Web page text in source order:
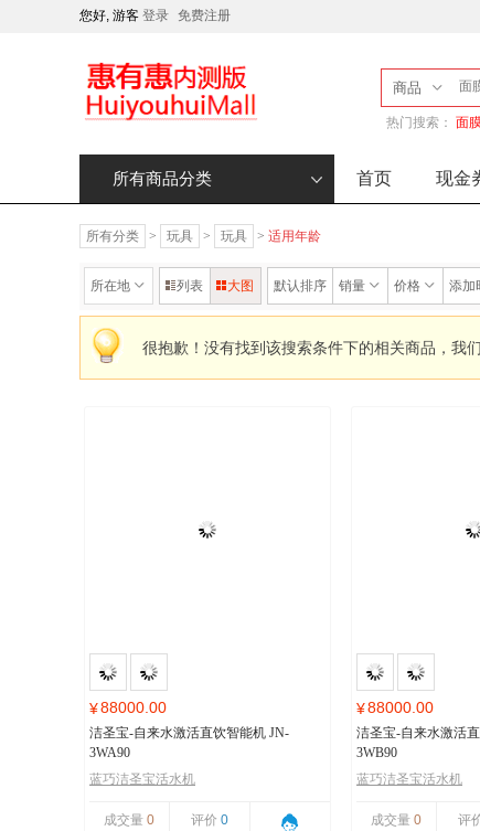
您好, 游客 登录 免费注册
商品
热门搜索： 面
所有商品分类 首页 现金
所有分类 > 玩具 > 玩具 > 适用年龄
所在地 列表 大图 默认排序 销量 价格 添加
很抱歉！没有找到该搜索条件下的相关商品，我
¥88000.00
洁圣宝-自来水激活直饮智能机 JN-
3WA90
蓝巧洁圣宝活水机
成交量 0 评价 0
¥88000.00
洁圣宝-自来水激活
3WB90
蓝巧洁圣宝活水机
成交量 0 评